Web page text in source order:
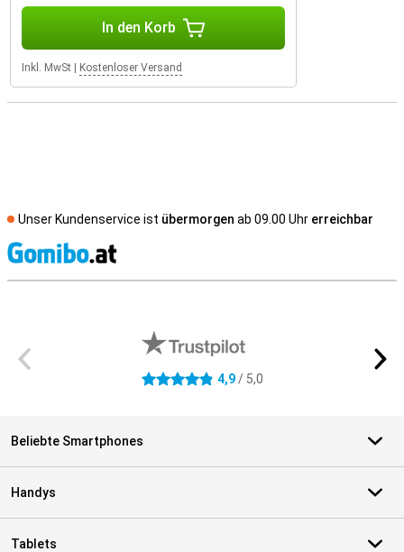
In den Korb
Inkl. MwSt Kostenloser Versand
Unser Kundenservice ist übermorgen ab 09.00 Uhr erreichbar
4.9 Sterne 4,9/ 5,0
Beliebte Smartphones
Handys
Tablets